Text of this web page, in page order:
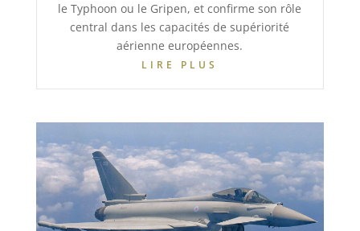
le Typhoon ou le Gripen, et confirme son rôle
central dans les capacités de supériorité
aérienne européennes.
LIRE PLUS